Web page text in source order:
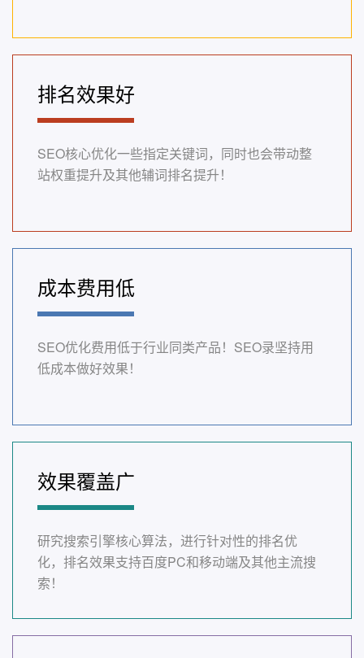
排名效果好
SEO核心优化一些指定关键词，同时也会带动整
站权重提升及其他辅词排名提升！
成本费用低
SEO优化费用低于行业同类产品！SEO录坚持用
低成本做好效果！
效果覆盖广
研究搜索引擎核心算法，进行针对性的排名优
化，排名效果支持百度PC和移动端及其他主流搜
索！